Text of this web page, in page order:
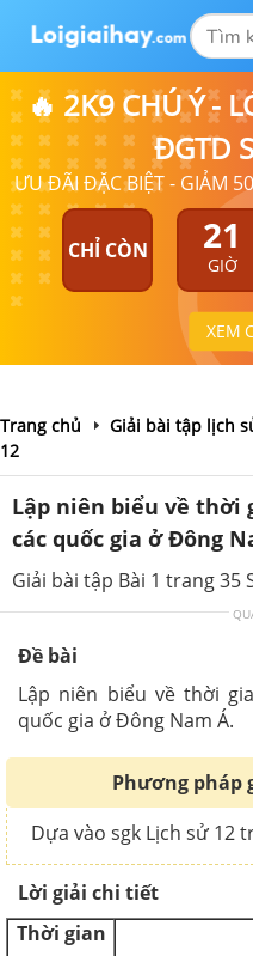
🔥 2K9 CHÚ Ý -
ĐGTD
ƯU ĐÃI ĐẶC BIỆT - GIẢM
CHỈ CÒN 21
GIỜ
XEM
Trang chủ
Giải bài tập lịch
12
Lập niên biểu về thời
các quốc gia ở Đông
Giải bài tập Bài 1 trang 35
Đề bài
Lập niên biểu về thời
quốc gia ở Đông Nam Á.
Phương pháp
Dựa vào sgk Lịch sử 12
Lời giải chi tiết
Thời gian